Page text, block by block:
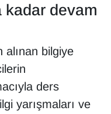
kadar devam
alınan bilgiye
ders
yarışmaları ve